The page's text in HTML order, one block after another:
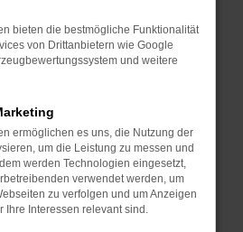
Firewall und deine
zum Beispiel deine
wie Werbeblocker,
bestimmter Seiten
die Seite in einem
oder in einem privaten
bieten die bestmögliche Funktionalität
von Drittanbietern wie Google
und weitere
ermöglichen es uns, die Nutzung der
um die Leistung zu messen und
werden Technologien eingesetzt,
verwendet werden, um
zu verfolgen und um Anzeigen
Ihre Interessen relevant sind.